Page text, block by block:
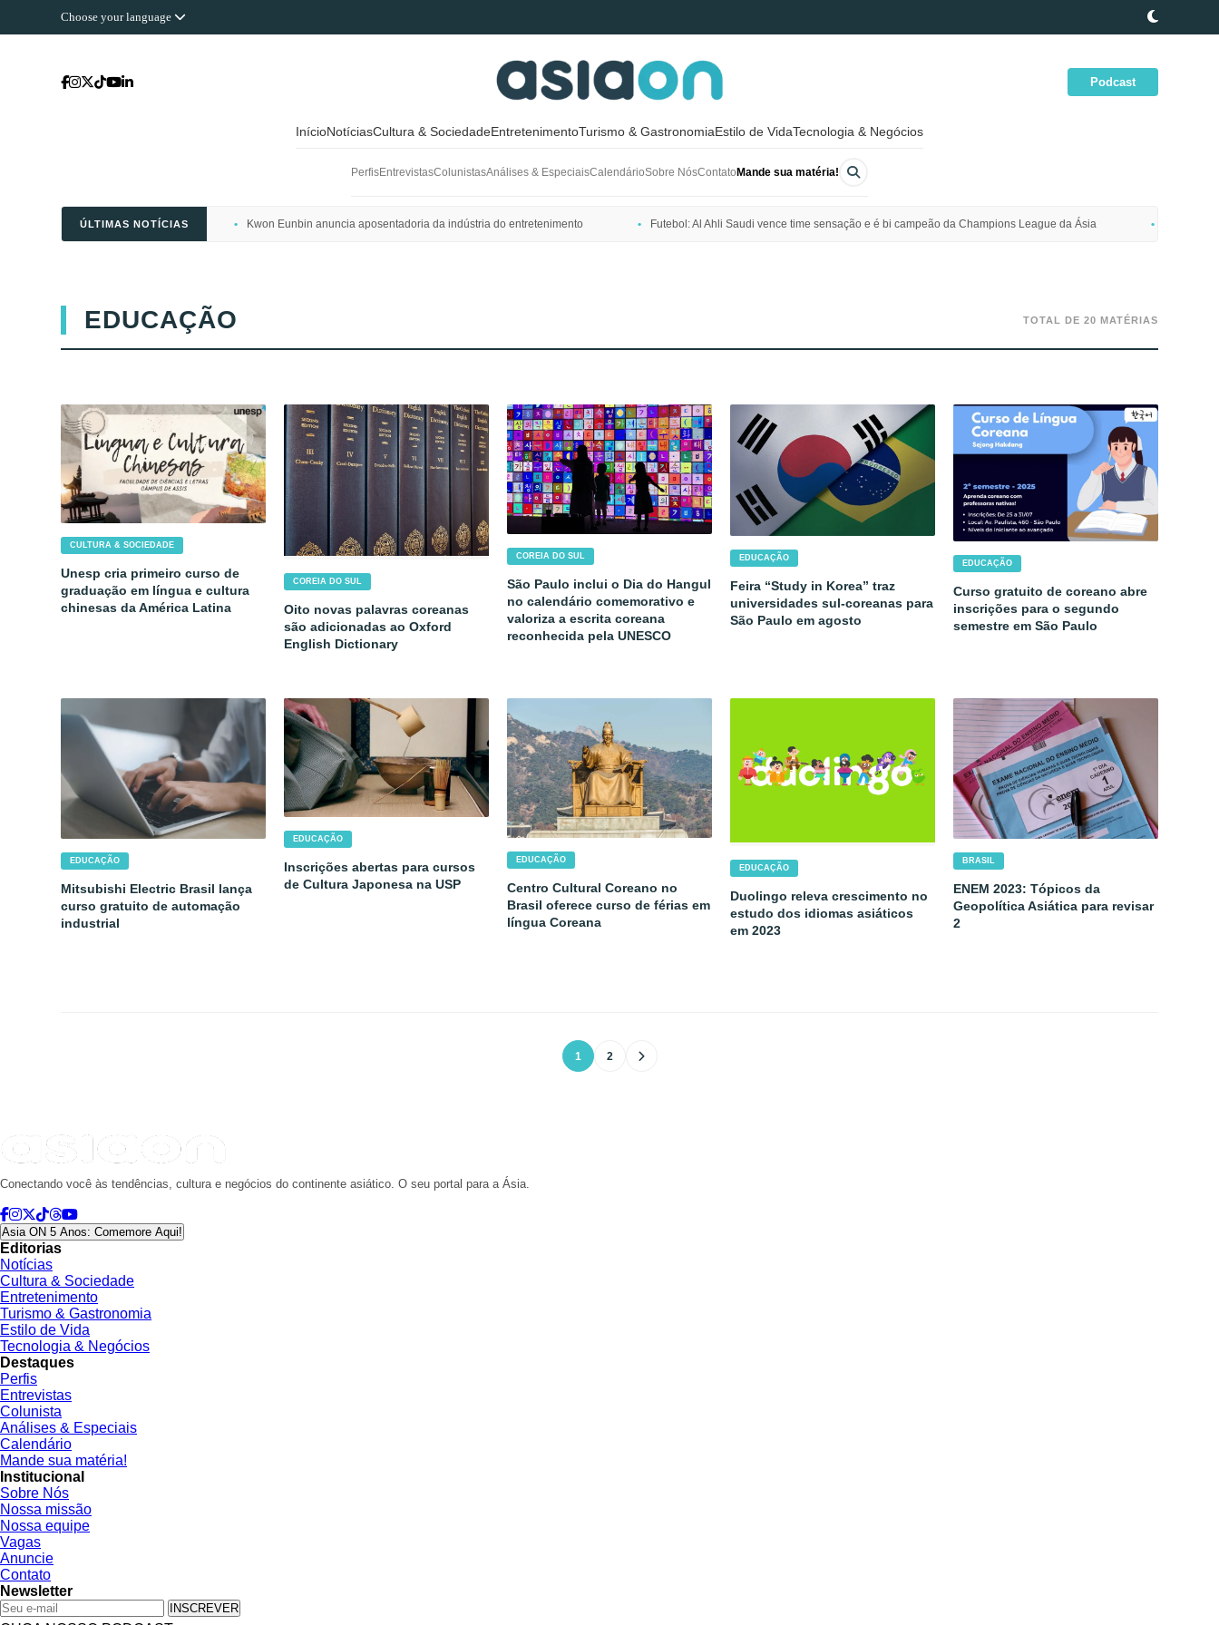
Choose your language
Podcast
InícioNotíciasCultura & SociedadeEntretenimentoTurismo & GastronomiaEstilo de VidaTecnologia & Negócios
PerfisEntrevistasColunistasAnálises & EspeciaisCalendárioSobre NósContato Mande sua matéria!
ÚLTIMAS NOTÍCIAS Kwon Eunbin anuncia aposentadoria da indústria do entretenimento Futebol: Al Ahli Saudi vence time sensação e é bi campeão da Champions League da Ásia
EDUCAÇÃO TOTAL DE 20 MATÉRIAS
CULTURA & SOCIEDADE
Unesp cria primeiro curso de
graduação em língua e cultura
chinesas da América Latina
COREIA DO SUL
Oito novas palavras coreanas
são adicionadas ao Oxford
English Dictionary
COREIA DO SUL
São Paulo inclui o Dia do Hangul
no calendário comemorativo e
valoriza a escrita coreana
reconhecida pela UNESCO
EDUCAÇÃO
Feira “Study in Korea” traz
universidades sul-coreanas para
São Paulo em agosto
EDUCAÇÃO
Curso gratuito de coreano abre
inscrições para o segundo
semestre em São Paulo
EDUCAÇÃO
Mitsubishi Electric Brasil lança
curso gratuito de automação
industrial
EDUCAÇÃO
Inscrições abertas para cursos
de Cultura Japonesa na USP
EDUCAÇÃO
Centro Cultural Coreano no
Brasil oferece curso de férias em
língua Coreana
EDUCAÇÃO
Duolingo releva crescimento no
estudo dos idiomas asiáticos
em 2023
BRASIL
ENEM 2023: Tópicos da
Geopolítica Asiática para revisar
2
1 2
Conectando você às tendências, cultura e negócios do continente asiático. O seu portal para a Ásia.
Asia ON 5 Anos: Comemore Aqui!
Editorias
Notícias
Cultura & Sociedade
Entretenimento
Turismo & Gastronomia
Estilo de Vida
Tecnologia & Negócios
Destaques
Perfis
Entrevistas
Colunista
Análises & Especiais
Calendário
Mande sua matéria!
Institucional
Sobre Nós
Nossa missão
Nossa equipe
Vagas
Anuncie
Contato
Newsletter
INSCREVER